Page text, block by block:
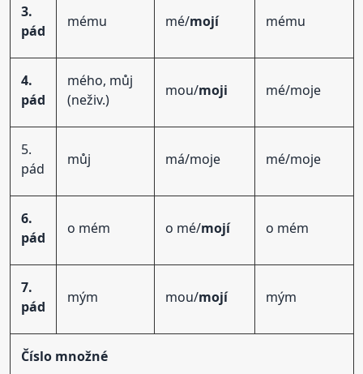
3.
pád
mému mé/mojí mému
4.
pád
mého, můj
(neživ.)
mou/moji mé/moje
5.
pád
můj má/moje mé/moje
6.
pád
o mém o mé/mojí o mém
7.
pád
mým mou/mojí mým
Číslo množné